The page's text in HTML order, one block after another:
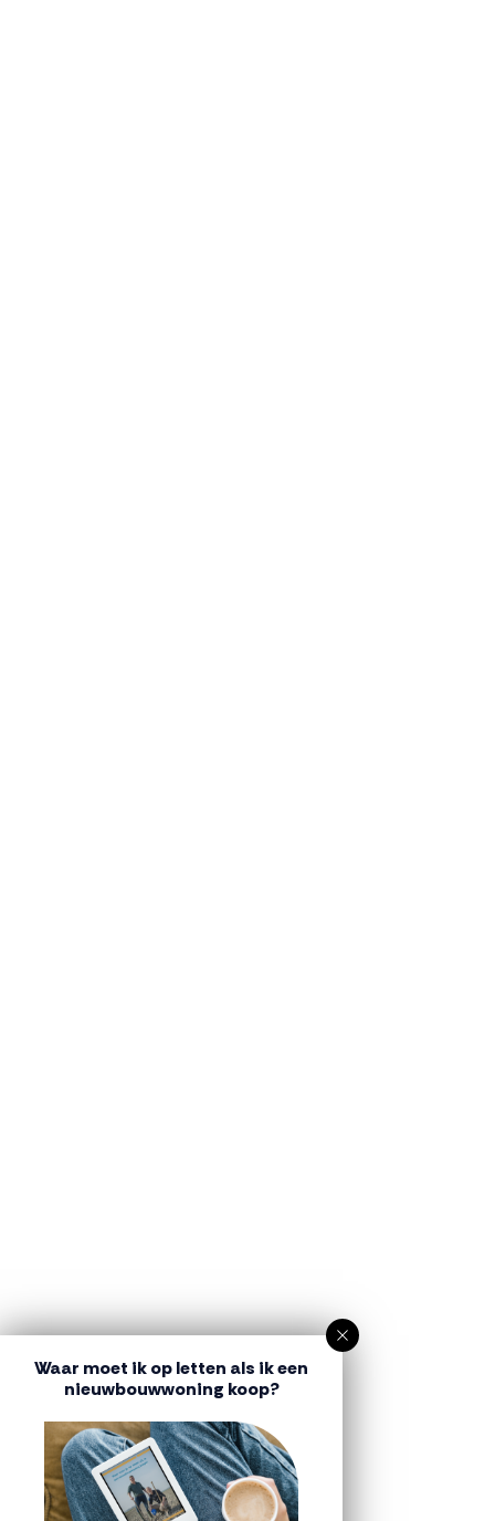
Waar moet ik op letten als ik een
nieuwbouwwoning koop?